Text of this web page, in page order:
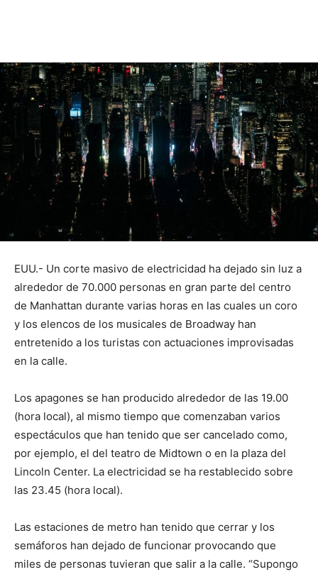
EUU.- Un corte masivo de electricidad ha dejado sin luz a
alrededor de 70.000 personas en gran parte del centro
de Manhattan durante varias horas en las cuales un coro
y los elencos de los musicales de Broadway han
entretenido a los turistas con actuaciones improvisadas
en la calle.
Los apagones se han producido alrededor de las 19.00
(hora local), al mismo tiempo que comenzaban varios
espectáculos que han tenido que ser cancelado como,
por ejemplo, el del teatro de Midtown o en la plaza del
Lincoln Center. La electricidad se ha restablecido sobre
las 23.45 (hora local).
Las estaciones de metro han tenido que cerrar y los
semáforos han dejado de funcionar provocando que
miles de personas tuvieran que salir a la calle. “Supongo